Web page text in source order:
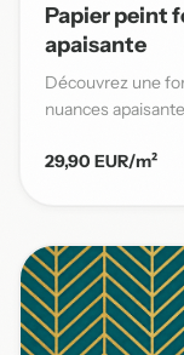
Papier peint
apaisante
Découvrez une
nuances
29,90 EUR/m²